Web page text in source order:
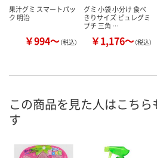
果汁グミ スマートパッ
ク 明治
￥994～（税込）
グミ 小袋 小分け 食べ
きりサイズ ピュレグミ
プチ 三角 …
￥1,176～（税込）
この商品を見た人はこち
す